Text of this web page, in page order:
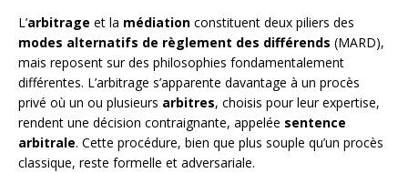
L’arbitrage et la médiation constituent deux piliers des
modes alternatifs de règlement des différends (MARD),
mais reposent sur des philosophies fondamentalement
différentes. L’arbitrage s’apparente davantage à un procès
privé où un ou plusieurs arbitres, choisis pour leur expertise,
rendent une décision contraignante, appelée sentence
arbitrale. Cette procédure, bien que plus souple qu’un procès
classique, reste formelle et adversariale.